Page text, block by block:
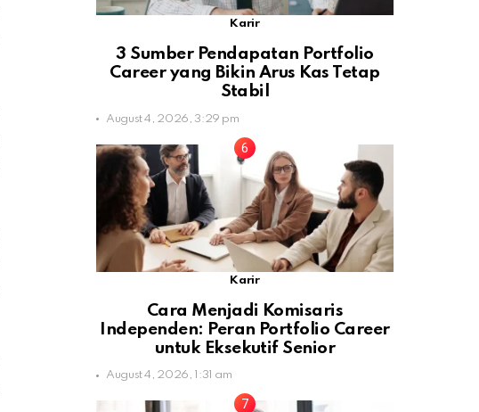
Karir
3 Sumber Pendapatan Portfolio
Career yang Bikin Arus Kas Tetap
Stabil
August 4, 2026, 3:29 pm
Karir
Cara Menjadi Komisaris
Independen: Peran Portfolio Career
untuk Eksekutif Senior
August 4, 2026, 1:31 am